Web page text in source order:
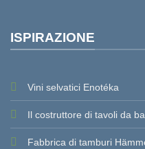
ISPIRAZIONE
Vini selvatici Enotéka
Il costruttore di tavoli da
Fabbrica di tamburi